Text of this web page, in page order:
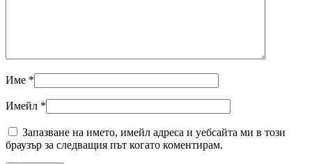
Име *
Имейл *
Запазване на името, имейл адреса и уебсайта ми в този
браузър за следващия път когато коментирам.